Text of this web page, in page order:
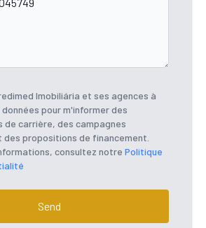
Imobiliária et ses agences à
pour m'informer des
carrière, des campagnes
propositions de financement.
consultez notre Politique
Send